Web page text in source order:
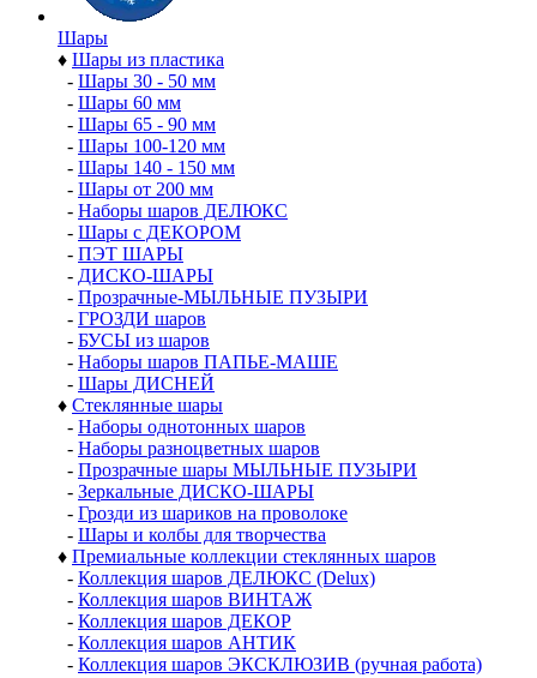
Шары
♦ Шары из пластика
- Шары 30 - 50 мм
- Шары 60 мм
- Шары 65 - 90 мм
- Шары 100-120 мм
- Шары 140 - 150 мм
- Шары от 200 мм
- Наборы шаров ДЕЛЮКС
- Шары с ДЕКОРОМ
- ПЭТ ШАРЫ
- ДИСКО-ШАРЫ
- Прозрачные-МЫЛЬНЫЕ ПУЗЫРИ
- ГРОЗДИ шаров
- БУСЫ из шаров
- Наборы шаров ПАПЬЕ-МАШЕ
- Шары ДИСНЕЙ
♦ Стеклянные шары
- Наборы однотонных шаров
- Наборы разноцветных шаров
- Прозрачные шары МЫЛЬНЫЕ ПУЗЫРИ
- Зеркальные ДИСКО-ШАРЫ
- Грозди из шариков на проволоке
- Шары и колбы для творчества
♦ Премиальные коллекции стеклянных шаров
- Коллекция шаров ДЕЛЮКС (Delux)
- Коллекция шаров ВИНТАЖ
- Коллекция шаров ДЕКОР
- Коллекция шаров АНТИК
- Коллекция шаров ЭКСКЛЮЗИВ (ручная работа)